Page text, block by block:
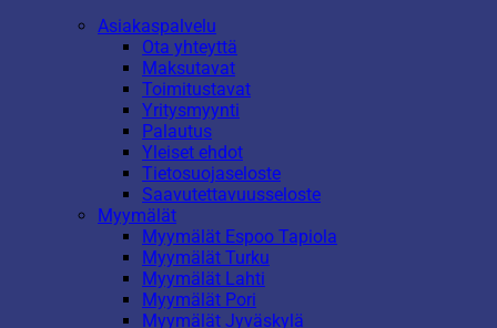
Asiakaspalvelu
Ota yhteyttä
Maksutavat
Toimitustavat
Yritysmyynti
Palautus
Yleiset ehdot
Tietosuojaseloste
Saavutettavuusseloste
Myymälät
Myymälät Espoo Tapiola
Myymälät Turku
Myymälät Lahti
Myymälät Pori
Myymälät Jyväskylä